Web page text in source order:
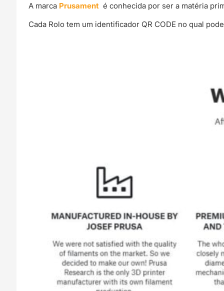
A marca Prusament é conhecida por ser a matéria
Cada Rolo tem um identificador QR CODE no qual